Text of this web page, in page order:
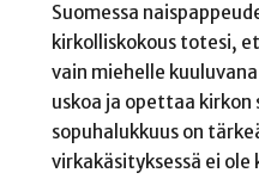
Suomessa
kirkolliskokous totesi,
vain miehelle
uskoa ja opettaa kirkon
sopuhalukkuus on
virkakäsityksessä ei